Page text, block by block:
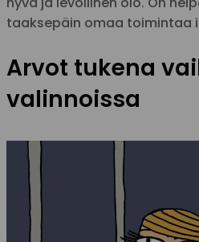
taaksepäin omaa toimintaa
Arvot tukena
valinnoissa